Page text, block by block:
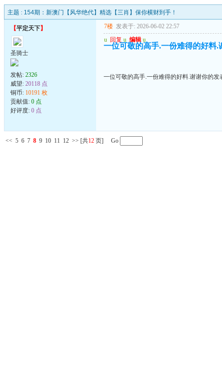
主题 : 154期：新澳门【风华绝代】精选【三肖】保你横财到手！
【平定天下】
圣骑士
发帖: 2326
威望: 20118 点
铜币: 10191 枚
贡献值: 0 点
好评度: 0 点
7楼 发表于: 2026-06-02 22:57
u 回复 u 编辑 u
一位可敬的高手.一份难得的好料.
一位可敬的高手.一份难得的好料.谢谢你的发
<< 5 6 7 8 9 10 11 12 >> [共12 页] Go